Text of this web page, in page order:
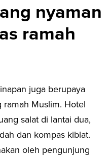
nyaman
ramah
juga berupaya
ramah Muslim. Hotel
salat di lantai dua,
dan kompas kiblat.
oleh pengunjung